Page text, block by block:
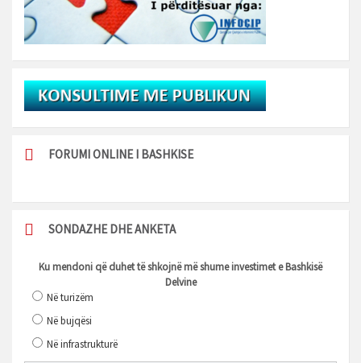
FORUMI ONLINE I BASHKISE
SONDAZHE DHE ANKETA
Ku mendoni që duhet të shkojnë më shume investimet e Bashkisë
Delvine
Në turizëm
Në bujqësi
Në infrastrukturë